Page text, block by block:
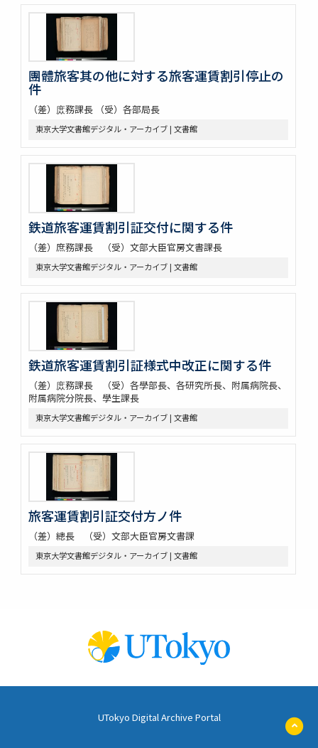
團體旅客其の他に対する旅客運賃割引停止の
件
（差）庻務課長 （受）各部局長
東京大学文書館デジタル・アーカイブ | 文書館
鉄道旅客運賃割引証交付に関する件
（差）庶務課長 （受）文部大臣官房文書課長
東京大学文書館デジタル・アーカイブ | 文書館
鉄道旅客運賃割引証様式中改正に関する件
（差）庻務課長 （受）各學部長、各研究所長、附属病院長、
附属病院分院長、學生課長
東京大学文書館デジタル・アーカイブ | 文書館
旅客運賃割引証交付方ノ件
（差）總長 （受）文部大臣官房文書課
東京大学文書館デジタル・アーカイブ | 文書館
UTokyo Digital Archive Portal
ペ